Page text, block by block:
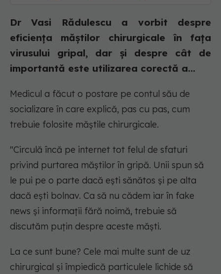
Dr Vasi Rădulescu a vorbit despre
eficiența măștilor chirurgicale în fața
virusului gripal, dar și despre cât de
importantă este utilizarea corectă a...
Medicul a făcut o postare pe contul său de
socializare în care explică, pas cu pas, cum
trebuie folosite măștile chirurgicale.
"Circulă încă pe internet tot felul de sfaturi
privind purtarea măștilor în gripă. Unii spun să
le pui pe o parte dacă ești sănătos și pe alta
dacă ești bolnav. Ca să nu cădem iar în fake
news și informații fără noimă, trebuie să
discutăm puțin despre aceste măști.
La ce sunt bune? Cele mai multe sunt de uz
chirurgical și împiedică particulele lichide să